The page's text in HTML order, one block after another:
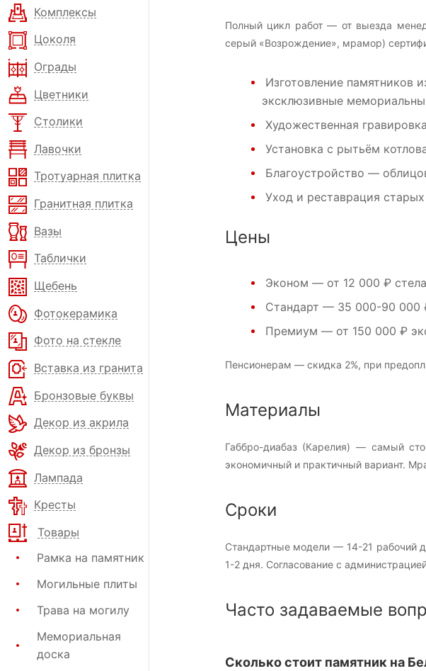
Комплексы
Цоколя
Ограды
Цветники
Столики
Лавочки
Тротуарная плитка
Гранитная плитка
Вазы
Таблички
Щебень
Фотокерамика
Фото на стекле
Вставка из гранита
Бронзовые буквы
Декор из акрила
Декор из бронзы
Лампада
Кресты
Товары
Рамка на памятник
Могильные плиты
Трава на могилу
Мемориальная
доска
Полный цикл работ — от выезда
серый «Возрождение», мрамор)
Изготовление памятников
эксклюзивные
Художественная гравировка
Установка с рытьём
Благоустройство —
Уход и реставрация
Цены
Эконом — от 12 000 ₽
Стандарт — 35 000-90 000
Премиум — от 150 000 ₽
Пенсионерам — скидка 2%, при
Материалы
Габбро-диабаз (Карелия) — самый
экономичный и практичный вариант.
Сроки
Стандартные модели — 14-21 рабочий
1-2 дня. Согласование с
Часто задаваемые
Сколько стоит памятник на